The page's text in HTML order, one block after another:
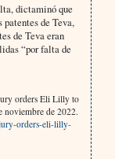
dictaminó que
de Teva,
de Teva eran
“por falta de
orders Eli Lilly to
noviembre de 2022.
orders-eli-lilly-